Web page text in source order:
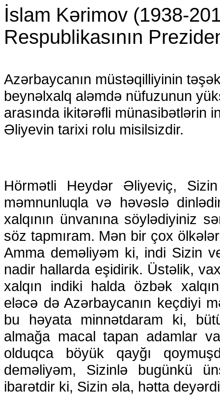
İslam Kərimov (1938-
Respublikasının
Azərbaycanın müstəqilliyinin
beynəlxalq aləmdə nüfuzunun
arasında ikitərəfli münasibətlərin
Əliyevin tarixi rolu misilsizdir.
Hörmətli Heydər Əliyeviç, Sizin
məmnunluqla və həvəslə
xalqının ünvanına söylədiyiniz
söz tapmıram. Mən bir çox
Amma deməliyəm ki, indi Sizin
nadir hallarda eşidirik. Üstəlik,
xalqın indiki halda özbək
eləcə də Azərbaycanın keçdiyi
bu həyata minnətdaram ki,
almağa macal tapan adamlar
olduqca böyük qayğı
deməliyəm, Sizinlə bugünkü
ibarətdir ki, Sizin əla, hətta